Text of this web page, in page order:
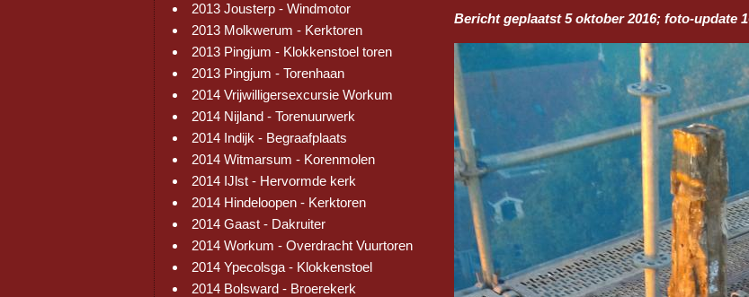
2013 Jousterp - Windmotor
2013 Molkwerum - Kerktoren
2013 Pingjum - Klokkenstoel toren
2013 Pingjum - Torenhaan
2014 Vrijwilligersexcursie Workum
2014 Nijland - Torenuurwerk
2014 Indijk - Begraafplaats
2014 Witmarsum - Korenmolen
2014 IJlst - Hervormde kerk
2014 Hindeloopen - Kerktoren
2014 Gaast - Dakruiter
2014 Workum - Overdracht Vuurtoren
2014 Ypecolsga - Klokkenstoel
2014 Bolsward - Broerekerk
Bericht geplaatst 5 oktober 2016; foto-update